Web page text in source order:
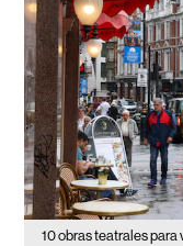
10 obras teatrales para